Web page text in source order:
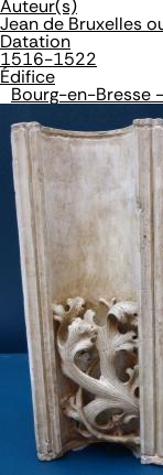
Auteur(s)
Jean de Bruxelles
Datation
1516-1522
Édifice
Bourg-en-Bresse